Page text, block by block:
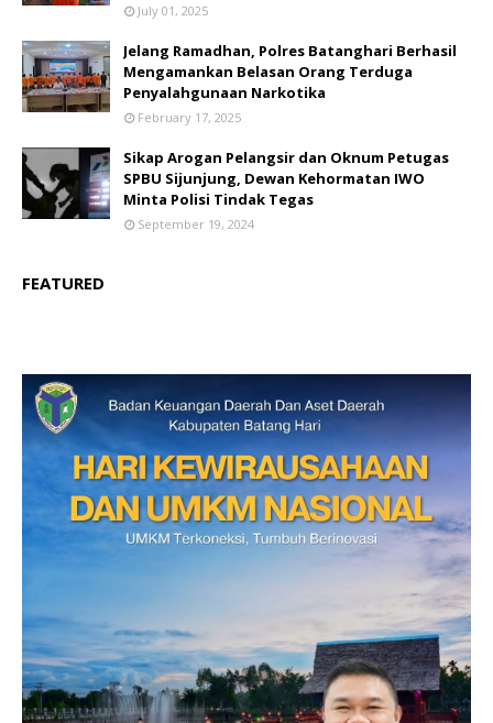
July 01, 2025
Jelang Ramadhan, Polres Batanghari Berhasil
Mengamankan Belasan Orang Terduga
Penyalahgunaan Narkotika
February 17, 2025
Sikap Arogan Pelangsir dan Oknum Petugas
SPBU Sijunjung, Dewan Kehormatan IWO
Minta Polisi Tindak Tegas
September 19, 2024
FEATURED